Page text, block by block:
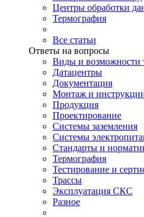
Центры обработки
Термография
Все статьи
Ответы на вопросы
Виды и возможности
Датацентры
Документация
Монтаж и
Продукция
Проектирование
Системы заземления
Системы
Стандарты и
Термография
Тестирование и
Трассы
Эксплуатация СКС
Разное